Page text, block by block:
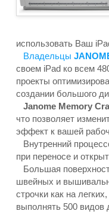
использовать Ваш
Владельцы
своем iPad ко всем
проекты
создании большого
Janome Memory
что позволяет
эффект к вашей
Внутренний
при переносе и
Большая
швейных и
строчки как на
выполнять 500 видов